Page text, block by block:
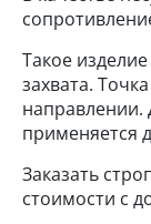
Такое
захвата.
направлении.
применяется
Заказать
стоимости с